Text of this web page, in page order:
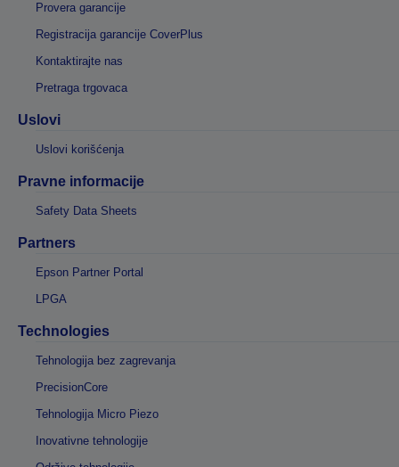
Provera garancije
Registracija garancije CoverPlus
Kontaktirajte nas
Pretraga trgovaca
Uslovi
Uslovi korišćenja
Pravne informacije
Safety Data Sheets
Partners
Epson Partner Portal
LPGA
Technologies
Tehnologija bez zagrevanja
PrecisionCore
Tehnologija Micro Piezo
Inovativne tehnologije